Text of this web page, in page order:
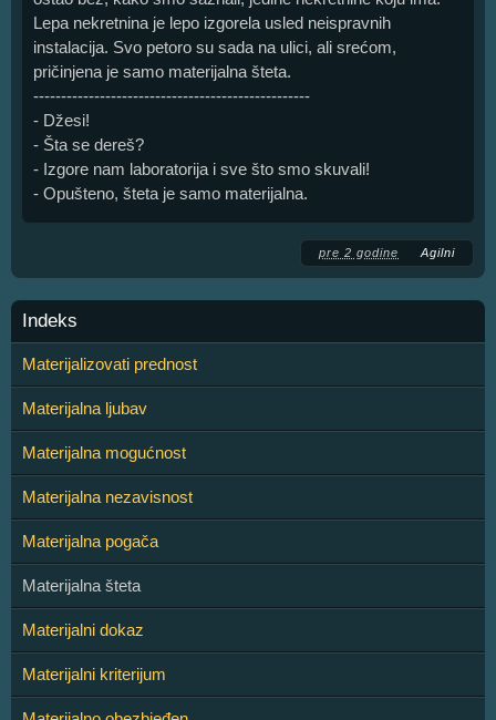
Lepa nekretnina je lepo izgorela usled neispravnih
instalacija. Svo petoro su sada na ulici, ali srećom,
pričinjena je samo materijalna šteta.
--------------------------------------------------
- Džesi!
- Šta se dereš?
- Izgore nam laboratorija i sve što smo skuvali!
- Opušteno, šteta je samo materijalna.
pre 2 godine Agilni
Indeks
Materijalizovati prednost
Materijalna ljubav
Materijalna mogućnost
Materijalna nezavisnost
Materijalna pogača
Materijalna šteta
Materijalni dokaz
Materijalni kriterijum